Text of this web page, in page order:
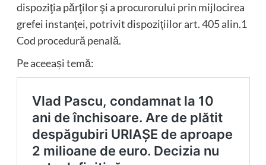
dispoziţia părţilor şi a procurorului prin mijlocirea
grefei instanţei, potrivit dispoziţiilor art. 405 alin.1
Cod procedură penală.
Pe aceeași temă: